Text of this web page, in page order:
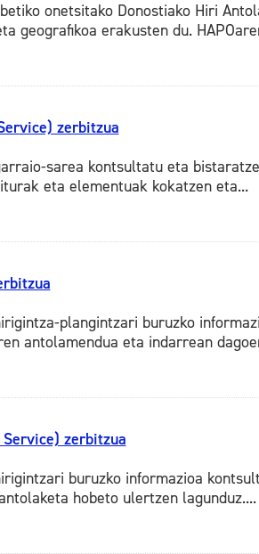
onetsitako Donostiako Hiri
geografikoa erakusten du.
zerbitzua
sarea kontsultatu eta
eta elementuak kokatzen eta...
plangintzari buruzko
antolamendua eta indarrean
zerbitzua
buruzko informazioa
hobeto ulertzen lagunduz....